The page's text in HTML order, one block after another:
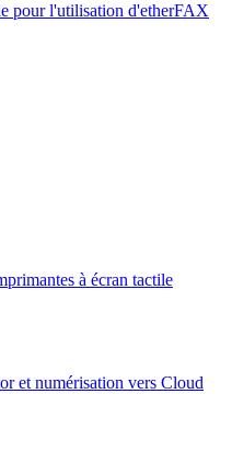
pour l'utilisation d'etherFAX
à écran tactile
et numérisation vers Cloud